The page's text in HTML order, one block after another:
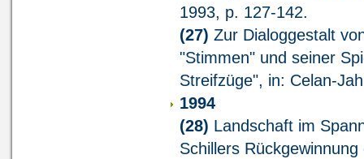
1993, p. 127-142.
(27) Zur Dialoggestalt
"Stimmen" und seiner
Streifzüge", in: Celan-
1994
(28) Landschaft im
Schillers